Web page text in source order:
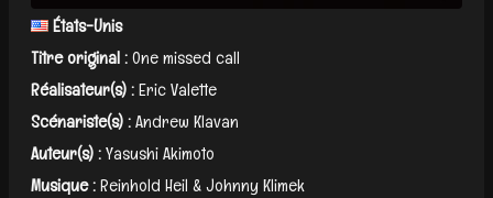
États-Unis
Titre original :One missed call
Réalisateur(s) :Eric Valette
Scénariste(s) :Andrew Klavan
Auteur(s) :Yasushi Akimoto
Musique :Reinhold Heil & Johnny Klimek